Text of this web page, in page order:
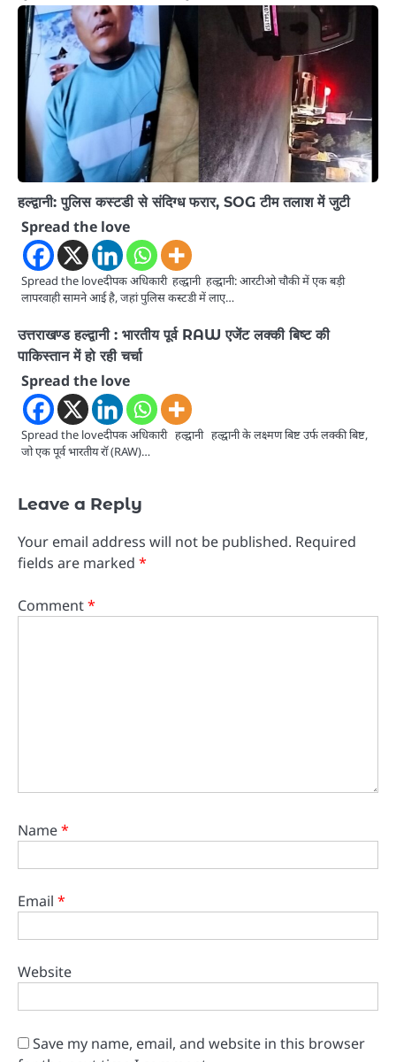
हल्द्वानी: पुलिस कस्टडी से संदिग्ध फरार, SOG टीम तलाश में जुटी
Spread the love
Spread the loveदीपक अधिकारी हल्द्वानी हल्द्वानी: आरटीओ चौकी में एक बड़ी
लापरवाही सामने आई है, जहां पुलिस कस्टडी में लाए…
उत्तराखण्ड हल्द्वानी : भारतीय पूर्व RAW एजेंट लक्की बिष्ट की
पाकिस्तान में हो रही चर्चा
Spread the love
Spread the loveदीपक अधिकारी हल्द्वानी हल्द्वानी के लक्ष्मण बिष्ट उर्फ लक्की बिष्ट,
जो एक पूर्व भारतीय रॉ (RAW)…
Leave a Reply
Your email address will not be published. Required
fields are marked *
Comment*
Name*
Email *
Website
Save my name, email, and website in this browser